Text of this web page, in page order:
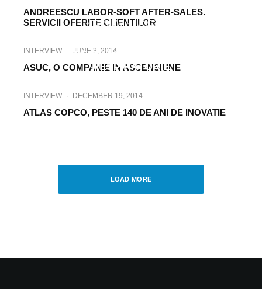
ANDREESCU LABOR-SOFT AFTER-SALES.
SERVICII OFERITE CLIENTILOR
INTERVIEW · JUNE 3, 2021
– O REVOLUȚIE ÎN PROTECȚIA
RESPIRATORIE
INTERVIEW · JUNE 3, 2014
ASUC, O COMPANIE IN ASCENSIUNE
INTERVIEW · DECEMBER 19, 2014
ATLAS COPCO, PESTE 140 DE ANI DE INOVATIE
LOAD MORE